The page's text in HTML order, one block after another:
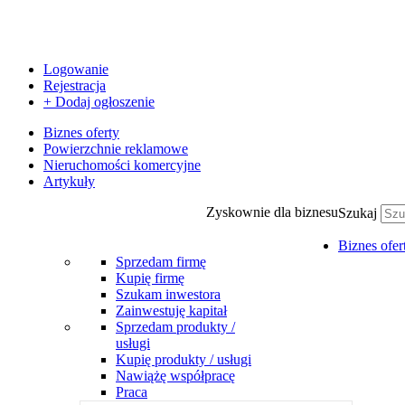
Logowanie
Rejestracja
+ Dodaj ogłoszenie
Biznes oferty
Powierzchnie reklamowe
Nieruchomości komercyjne
Artykuły
Zyskownie dla biznesuSzukaj
Biznes
Sprzedam firmę
Kupię firmę
Szukam inwestora
Zainwestuję kapitał
Sprzedam produkty /
usługi
Kupię produkty / usługi
Nawiążę współpracę
Praca